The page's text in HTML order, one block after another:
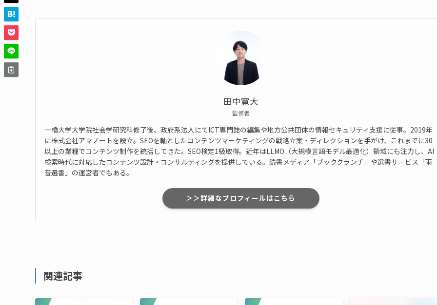
田中寛大
監修者
一橋大学大学院社会学研究科修了後、政府系法人にてICT専門誌の編集や地方公共団体の情報セキュリティ支援に従事。2019年
に株式会社アマノートを設立。SEOを軸としたコンテンツマーケティングの戦略立案・ディレクションを手がけ、これまでに30
以上の業種でコンテンツ制作を統括してきた。SEO検定1級取得。近年はLLMO（大規模言語モデル最適化）領域にも注力し、AI
検索時代に対応したコンテンツ設計・コンサルティングを提供している。読書メディア「ブッククランチ」や選書サービス「雨
音選書」の運営者でもある。
＞＞詳細なプロフィールはこちら
関連記事